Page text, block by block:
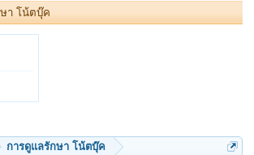
า โน้ตบุ๊ค
การดูแลรักษา โน้ตบุ๊ค